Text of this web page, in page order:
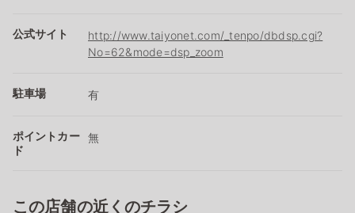
公式サイト
http://www.taiyonet.com/_tenpo/dbdsp.cgi?
No=62&mode=dsp_zoom
駐車場 有
ポイントカー
ド
無
この店舗の近くのチラシ